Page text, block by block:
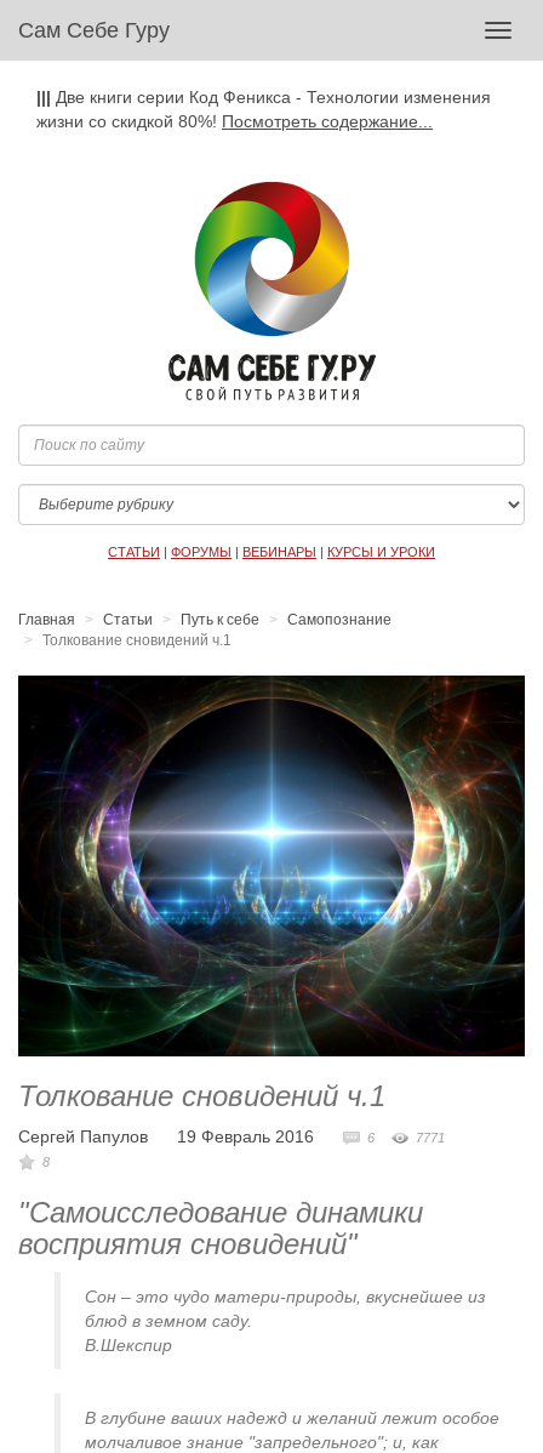
Сам Себе Гуру
||| Две книги серии Код Феникса - Технологии изменения
жизни со скидкой 80%! Посмотреть содержание...
СТАТЬИ | ФОРУМЫ | ВЕБИНАРЫ | КУРСЫ И УРОКИ
Главная Статьи Путь к себе
Самопознание
Толкование сновидений ч.1
Толкование сновидений ч.1
Сергей Папулов 19 Февраль 2016 6
7771
8
"Самоисследование динамики
восприятия сновидений"
Сон – это чудо матери-природы, вкуснейшее из
блюд в земном саду.
В.Шекспир
В глубине ваших надежд и желаний лежит особое
молчаливое знание "запредельного"; и, как